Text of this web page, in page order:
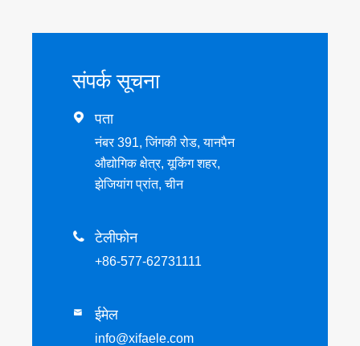
संपर्क सूचना
 पता
नंबर 391, जिंगकी रोड, यानपैन
औद्योगिक क्षेत्र, यूकिंग शहर,
झेजियांग प्रांत, चीन
 टेलीफोन
+86-577-62731111
 ईमेल
info@xifaele.com